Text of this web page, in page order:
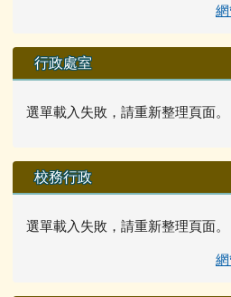
行政處室
選單載入失敗，請重新整理頁面。
校務行政
選單載入失敗，請重新整理頁面。